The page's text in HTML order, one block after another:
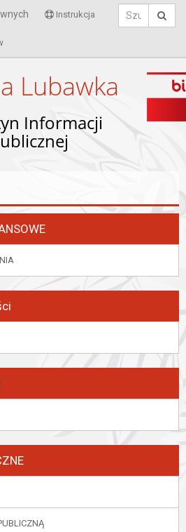
Instrukcja
Lubawka
Informacji